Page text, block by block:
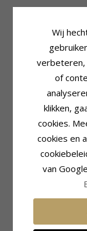
Topaas
Solitaire
Edelmetaal:Verguld
Glanzend
Levertijd
Levertijd:4-5
Wij
verbeteren,
of
klikken,
cookies.
cookies en
van